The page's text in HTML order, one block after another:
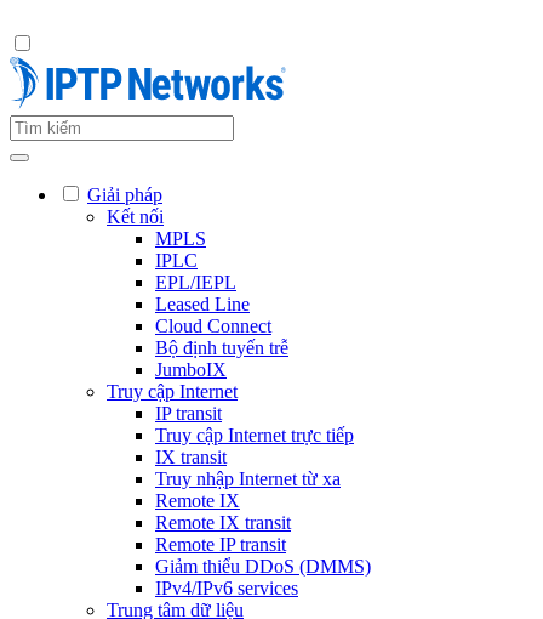
Giải pháp
Kết nối
MPLS
IPLC
EPL/IEPL
Leased Line
Cloud Connect
Bộ định tuyến trễ
JumboIX
Truy cập Internet
IP transit
Truy cập Internet trực tiếp
IX transit
Truy nhập Internet từ xa
Remote IX
Remote IX transit
Remote IP transit
Giảm thiểu DDoS (DMMS)
IPv4/IPv6 services
Trung tâm dữ liệu